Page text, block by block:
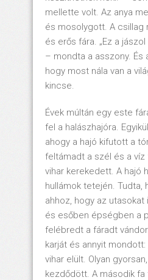
mellette volt. Az anya
és mosolygott. A csillag
és erős fára. „Ez a
– mondta a asszony. És
hogy most nála van a
kincse.
Évek múltán egy este
fel a halászhajóra.
ahogy a hajó kifutott a
feltámadt a szél és a
vihar kerekedett. A hajó
hullámok tetején. Tudta,
ahhoz, hogy az utasokat
és esőben épségben a
felébredt a fáradt
karját és annyit mondott:
vihar elült. Olyan
kezdődött. A második fa